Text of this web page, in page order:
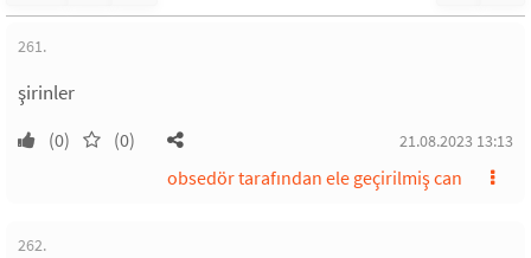
261.
şirinler
(0) (0) 21.08.2023 13:13
obsedör tarafından ele geçirilmiş can
262.